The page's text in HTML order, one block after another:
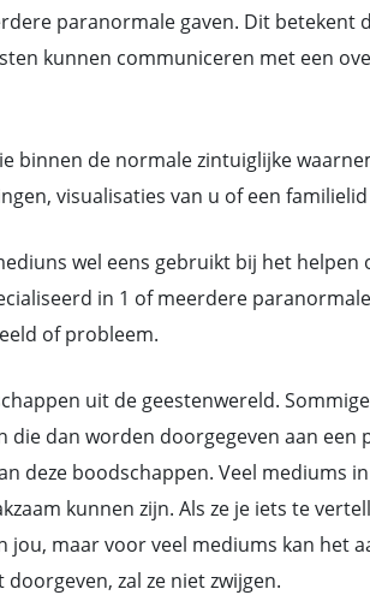
paranormale gaven. Dit
kunnen communiceren met een
binnen de normale zintuiglijke
visualisaties van u of een
wel eens gebruikt bij het
in 1 of meerdere
of probleem.
uit de geestenwereld.
dan worden doorgegeven aan een
deze boodschappen. Veel mediums
kunnen zijn. Als ze je iets te
maar voor veel mediums kan het
zal ze niet zwijgen.